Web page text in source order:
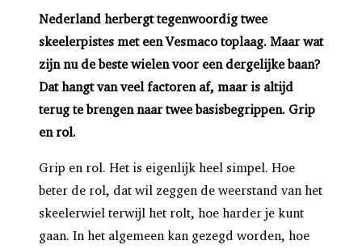
Nederland herbergt tegenwoordig twee
skeelerpistes met een Vesmaco toplaag. Maar wat
zijn nu de beste wielen voor een dergelijke baan?
Dat hangt van veel factoren af, maar is altijd
terug te brengen naar twee basisbegrippen. Grip
en rol.
Grip en rol. Het is eigenlijk heel simpel. Hoe
beter de rol, dat wil zeggen de weerstand van het
skeelerwiel terwijl het rolt, hoe harder je kunt
gaan. In het algemeen kan gezegd worden, hoe